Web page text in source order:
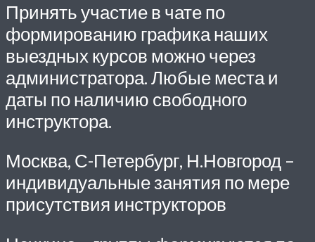
Принять участие в чате по
формированию графика наших
выездных курсов можно через
администратора. Любые места и
даты по наличию свободного
инструктора.
Москва, С-Петербург, Н.Новгород –
индивидуальные занятия по мере
присутствия инструкторов